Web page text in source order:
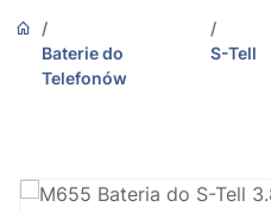
Baterie do
Telefonów
S-Tell